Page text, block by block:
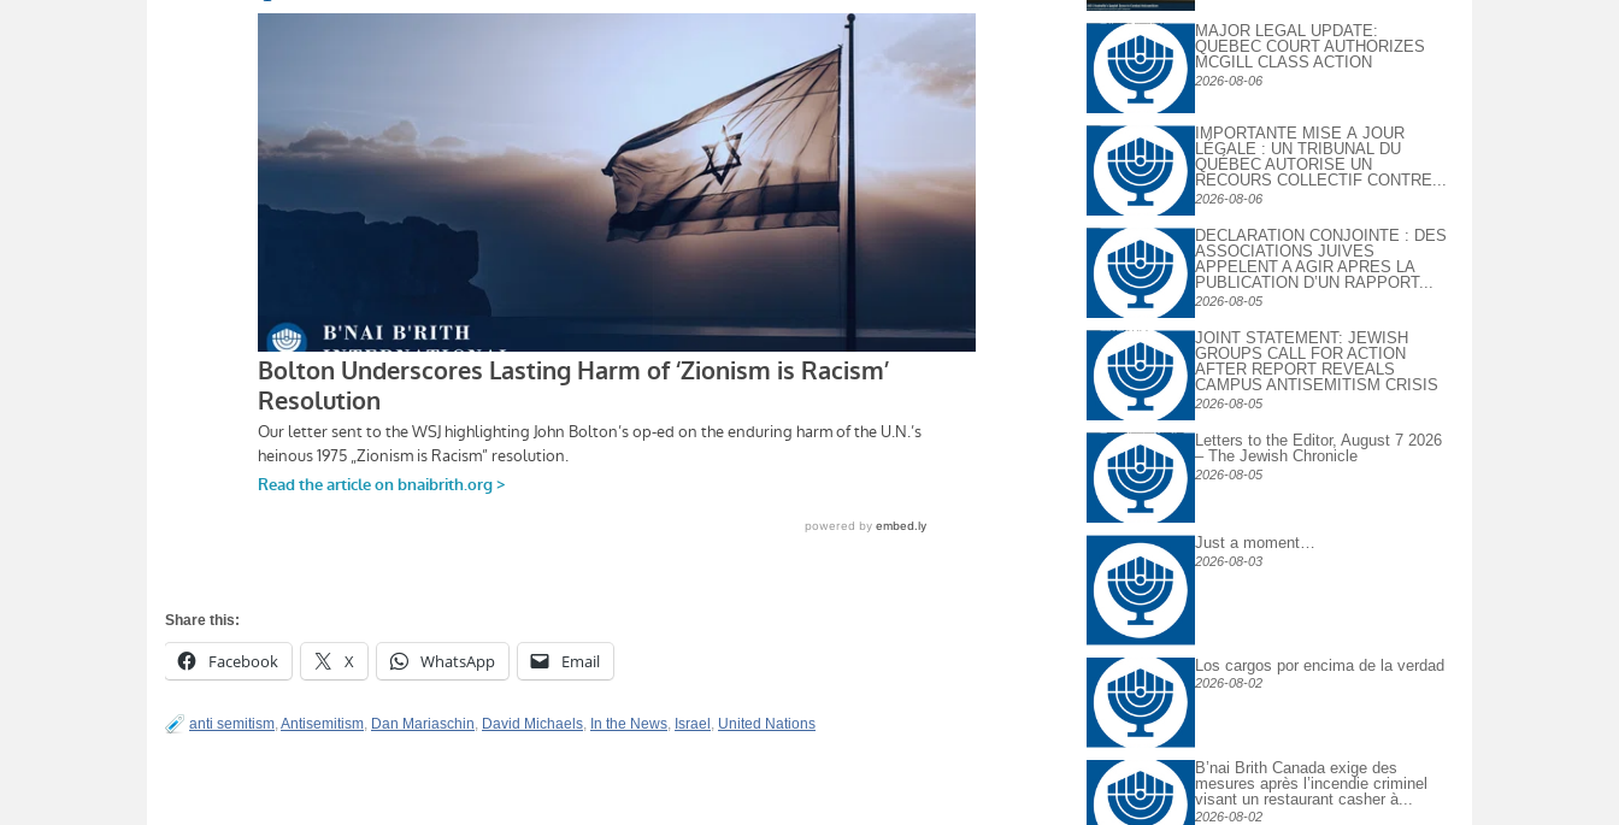
Share this:
Facebook X WhatsApp Email
anti semitism,Antisemitism, Dan Mariaschin, David Michaels, In the News, Israel , United Nations
MAJOR LEGAL UPDATE:
QUEBEC COURT AUTHORIZES
MCGILL CLASS ACTION
2026-08-06
IMPORTANTE MISE À JOUR
LÉGALE : UN TRIBUNAL DU
QUÉBEC AUTORISE UN
RECOURS COLLECTIF CONTRE...
2026-08-06
DECLARATION CONJOINTE : DES
ASSOCIATIONS JUIVES
APPELENT A AGIR APRES LA
PUBLICATION D’UN RAPPORT...
2026-08-05
JOINT STATEMENT: JEWISH
GROUPS CALL FOR ACTION
AFTER REPORT REVEALS
CAMPUS ANTISEMITISM CRISIS
2026-08-05
Letters to the Editor, August 7 2026
– The Jewish Chronicle
2026-08-05
Just a moment…
2026-08-03
Los cargos por encima de la verdad
2026-08-02
B’nai Brith Canada exige des
mesures après l’incendie criminel
visant un restaurant casher à...
2026-08-02